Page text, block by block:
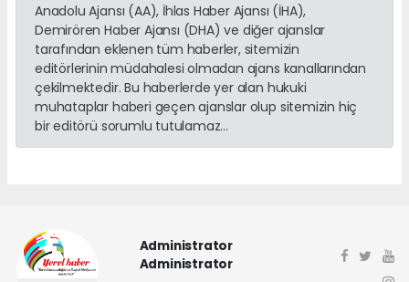
Anadolu Ajansı (AA), İhlas Haber Ajansı (İHA),
Demirören Haber Ajansı (DHA) ve diğer ajanslar
tarafından eklenen tüm haberler, sitemizin
editörlerinin müdahalesi olmadan ajans kanallarından
çekilmektedir. Bu haberlerde yer alan hukuki
muhataplar haberi geçen ajanslar olup sitemizin hiç
bir editörü sorumlu tutulamaz...
Administrator
Administrator